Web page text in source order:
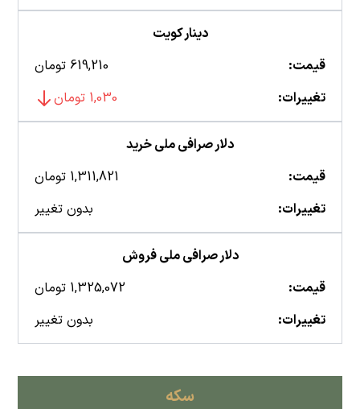
دینار کویت
قیمت:
619,210 تومان
تغییرات:
1,030 تومان
دلار صرافی ملی خرید
قیمت:
1,311,821 تومان
تغییرات:
بدون تغییر
دلار صرافی ملی فروش
قیمت:
1,325,072 تومان
تغییرات:
بدون تغییر
سکه